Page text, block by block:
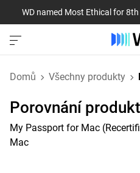
WD named Most Ethical for
Domů Všechny produkty
Porovnání
My Passport for Mac
Mac